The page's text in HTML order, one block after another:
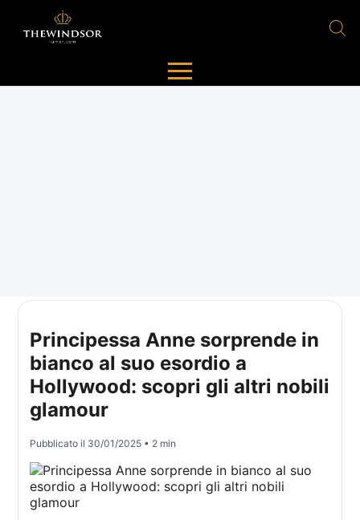
Principessa Anne sorprende in
bianco al suo esordio a
Hollywood: scopri gli altri nobili
glamour
Pubblicato il 30/01/2025 • 2 min